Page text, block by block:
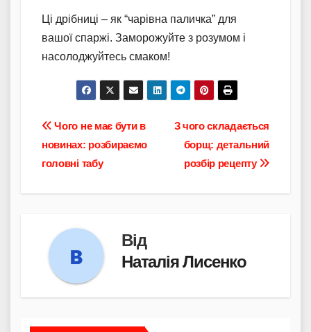
Ці дрібниці – як “чарівна паличка” для
вашої спаржі. Заморожуйте з розумом і
насолоджуйтесь смаком!
Навігація
записів
З чого складається
борщ: детальний
розбір рецепту
Чого не має бути в
новинах: розбираємо
головні табу
Від
Наталія Лисенко